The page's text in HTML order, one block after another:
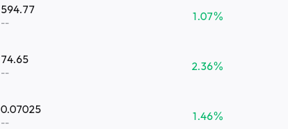
594.77
-- 1.07%
74.65
-- 2.36%
0.07025
-- 1.46%